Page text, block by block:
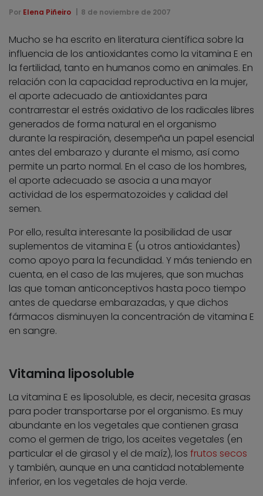
Por Elena Piñeiro 8 de noviembre de 2007
Mucho se ha escrito en literatura científica sobre la
influencia de los antioxidantes como la vitamina E en
la fertilidad, tanto en humanos como en animales. En
relación con la capacidad reproductiva en la mujer,
el aporte adecuado de antioxidantes para
contrarrestar el estrés oxidativo de los radicales libres
generados de forma natural en el organismo
durante la respiración, desempeña un papel esencial
antes del embarazo y durante el mismo, así como
permite un parto normal. En el caso de los hombres,
el aporte adecuado se asocia a una mayor
actividad de los espermatozoides y calidad del
semen.
Por ello, resulta interesante la posibilidad de usar
suplementos de vitamina E (u otros antioxidantes)
como apoyo para la fecundidad. Y más teniendo en
cuenta, en el caso de las mujeres, que son muchas
las que toman anticonceptivos hasta poco tiempo
antes de quedarse embarazadas, y que dichos
fármacos disminuyen la concentración de vitamina E
en sangre.
Vitamina liposoluble
La vitamina E es liposoluble, es decir, necesita grasas
para poder transportarse por el organismo. Es muy
abundante en los vegetales que contienen grasa
como el germen de trigo, los aceites vegetales (en
particular el de girasol y el de maíz), los frutos secos
y también, aunque en una cantidad notablemente
inferior, en los vegetales de hoja verde.